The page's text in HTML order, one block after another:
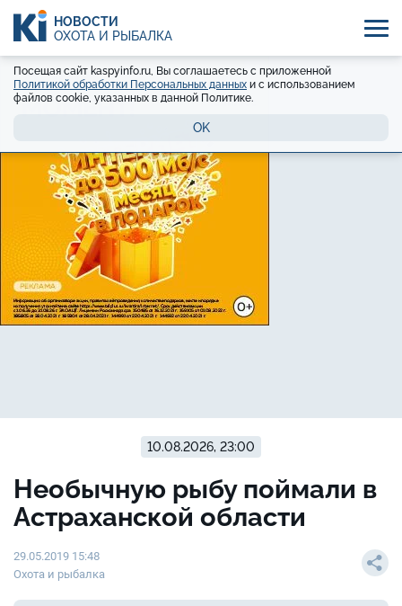
НОВОСТИ
ОХОТА И РЫБАЛКА
Посещая сайт kaspyinfo.ru, Вы соглашаетесь с приложенной
Политикой обработки Персональных данных и с использованием
файлов cookie, указанных в данной Политике.
OK
10.08.2026, 23:00
Необычную рыбу поймали в
Астраханской области
29.05.2019 15:48
Охота и рыбалка